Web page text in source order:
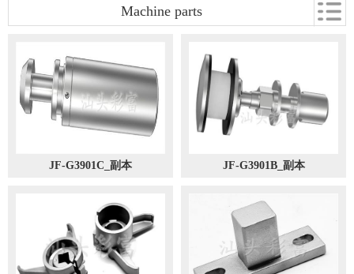
Machine parts
JF-G3901C_副本 JF-G3901B_副本